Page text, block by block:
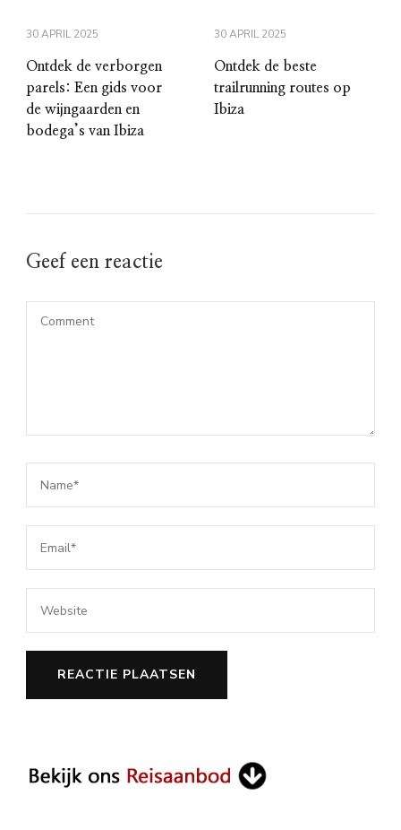
30 APRIL 2025
Ontdek de verborgen
parels: Een gids voor
de wijngaarden en
bodega’s van Ibiza
30 APRIL 2025
Ontdek de beste
trailrunning routes op
Ibiza
Geef een reactie